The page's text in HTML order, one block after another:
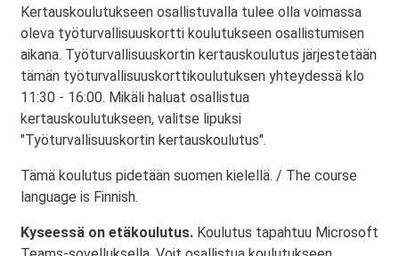
Kertauskoulutukseen osallistuvalla tulee olla voimassa
oleva työturvallisuuskortti koulutukseen osallistumisen
aikana. Työturvallisuuskortin kertauskoulutus järjestetään
tämän työturvallisuuskorttikoulutuksen yhteydessä klo
11:30 - 16:00. Mikäli haluat osallistua
kertauskoulutukseen, valitse lipuksi
"Työturvallisuuskortin kertauskoulutus".
Tämä koulutus pidetään suomen kielellä. / The course
language is Finnish.
Kyseessä on etäkoulutus. Koulutus tapahtuu Microsoft